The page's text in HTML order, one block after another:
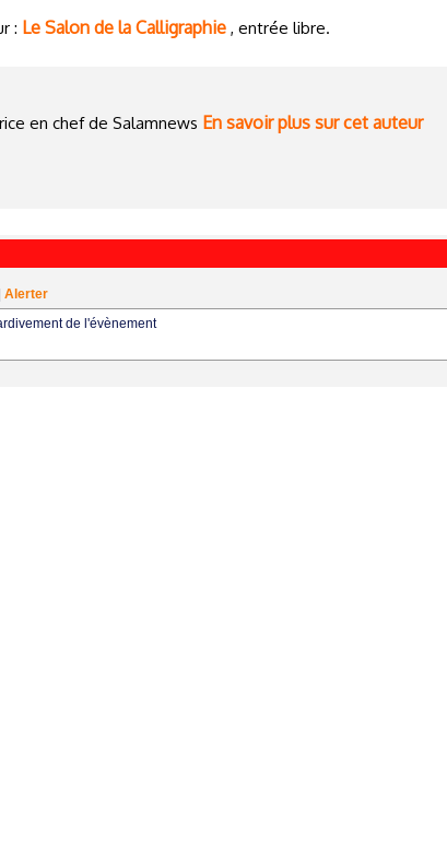
: Le Salon de la Calligraphie , entrée libre.
en chef de Salamnews En savoir plus sur cet auteur
Alerter
de l'évènement